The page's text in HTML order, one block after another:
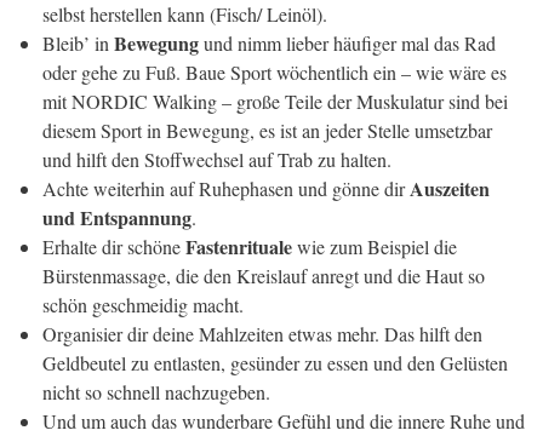
selbst herstellen kann (Fisch/ Leinöl).
Bleib’ in Bewegungund nimm lieber häufiger mal das Rad
oder gehe zu Fuß. Baue Sport wöchentlich ein – wie wäre es
mit NORDIC Walking – große Teile der Muskulatur sind bei
diesem Sport in Bewegung, es ist an jeder Stelle umsetzbar
und hilft den Stoffwechsel auf Trab zu halten.
Achte weiterhin auf Ruhephasen und gönne dirAuszeiten
und Entspannung.
Erhalte dir schöneFastenritualewie zum Beispiel die
Bürstenmassage, die den Kreislauf anregt und die Haut so
schön geschmeidig macht.
Organisier dir deine Mahlzeiten etwas mehr. Das hilft den
Geldbeutel zu entlasten, gesünder zu essen und den Gelüsten
nicht so schnell nachzugeben.
Und um auch das wunderbare Gefühl und die innere Ruhe und